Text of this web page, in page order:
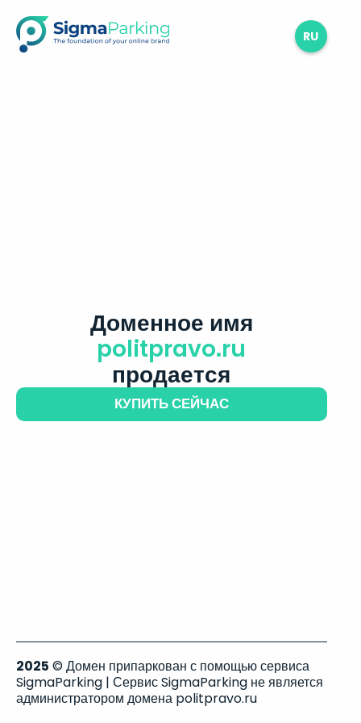
RU
Доменное имя
politpravo.ru
продается
КУПИТЬ СЕЙЧАС
2025 © Домен припаркован с помощью сервиса
SigmaParking | Сервис SigmaParking не является
администратором домена politpravo.ru